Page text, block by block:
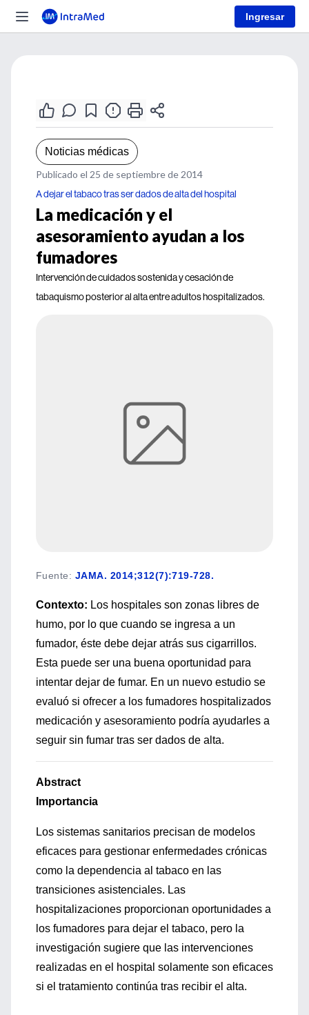
Ingresar
Noticias médicas
Publicado el 25 de septiembre de 2014
A dejar el tabaco tras ser dados de alta del hospital
La medicación y el
asesoramiento ayudan a los
fumadores
Intervención de cuidados sostenida y cesación de
tabaquismo posterior al alta entre adultos hospitalizados.
Fuente: JAMA. 2014;312(7):719-728.
Contexto: Los hospitales son zonas libres de
humo, por lo que cuando se ingresa a un
fumador, éste debe dejar atrás sus cigarrillos.
Esta puede ser una buena oportunidad para
intentar dejar de fumar. En un nuevo estudio se
evaluó si ofrecer a los fumadores hospitalizados
medicación y asesoramiento podría ayudarles a
seguir sin fumar tras ser dados de alta.
Abstract
Importancia
Los sistemas sanitarios precisan de modelos
eficaces para gestionar enfermedades crónicas
como la dependencia al tabaco en las
transiciones asistenciales. Las
hospitalizaciones proporcionan oportunidades a
los fumadores para dejar el tabaco, pero la
investigación sugiere que las intervenciones
realizadas en el hospital solamente son eficaces
si el tratamiento continúa tras recibir el alta.